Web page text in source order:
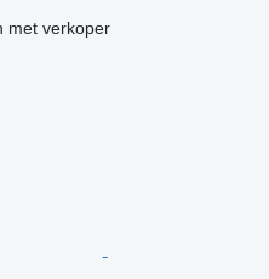
met verkoper